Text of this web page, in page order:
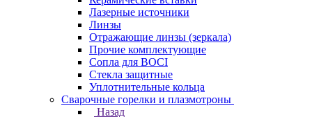
Лазерные источники
Линзы
Отражающие линзы (зеркала)
Прочие комплектующие
Сопла для BOCI
Стекла защитные
Уплотнительные кольца
Сварочные горелки и плазмотроны
Назад